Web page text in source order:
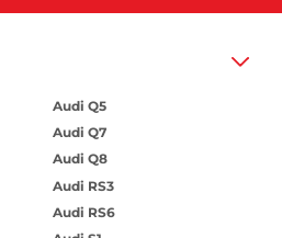
Audi Q5
Audi Q7
Audi Q8
Audi RS3
Audi RS6